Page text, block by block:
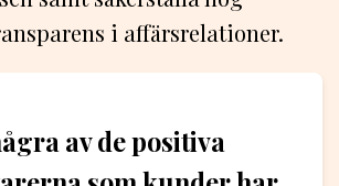
i affärsrelationer.
av de positiva